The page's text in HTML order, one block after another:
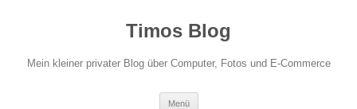
Timos Blog
Mein kleiner privater Blog über Computer, Fotos und E-Commerce
Menü